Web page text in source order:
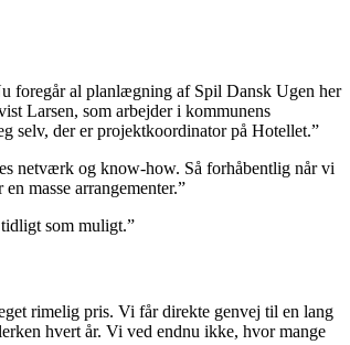
foregår al planlægning af Spil Dansk Ugen her
Larsen, som arbejder i kommunens
selv, der er projektkoordinator på Hotellet.”
netværk og know-how. Så forhåbentlig når vi
masse arrangementer.”
som muligt.”
rimelig pris. Vi får direkte genvej til en lang
hvert år. Vi ved endnu ikke, hvor mange